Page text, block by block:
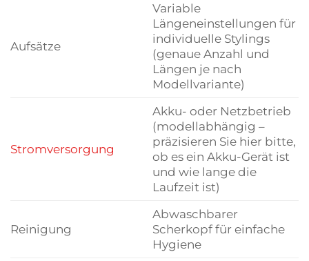
Aufsätze
Variable
Längeneinstellungen für
individuelle Stylings
(genaue Anzahl und
Längen je nach
Modellvariante)
Stromversorgung
Akku- oder Netzbetrieb
(modellabhängig –
präzisieren Sie hier bitte,
ob es ein Akku-Gerät ist
und wie lange die
Laufzeit ist)
Reinigung
Abwaschbarer
Scherkopf für einfache
Hygiene